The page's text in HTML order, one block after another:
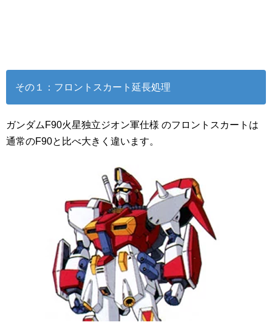
その１：フロントスカート延長処理
ガンダムF90火星独立ジオン軍仕様 のフロントスカートは
通常のF90と比べ大きく違います。